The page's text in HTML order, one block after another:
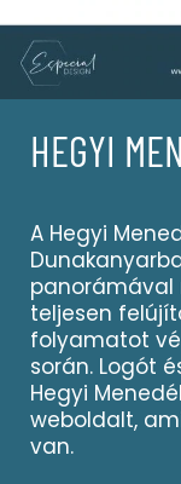
HEGYI
A Hegyi
panorámával
teljesen
folyamatot
során. Logót
Hegyi
weboldalt,
van.